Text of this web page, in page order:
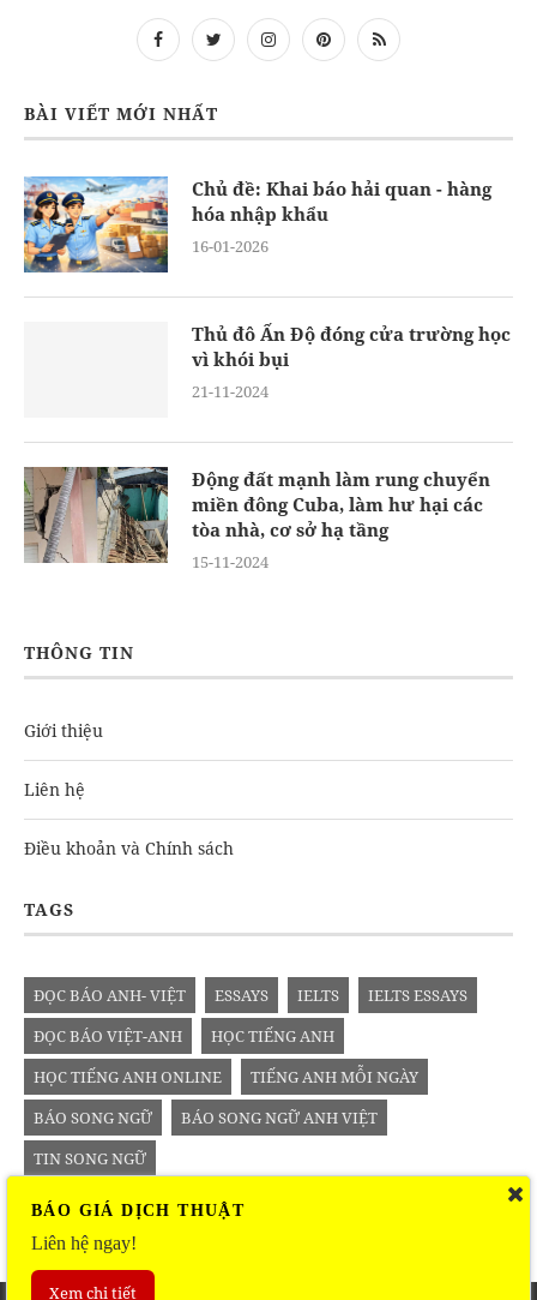
BÀI VIẾT MỚI NHẤT
Chủ đề: Khai báo hải quan - hàng
hóa nhập khẩu
16-01-2026
Thủ đô Ấn Độ đóng cửa trường học
vì khói bụi
21-11-2024
Động đất mạnh làm rung chuyển
miền đông Cuba, làm hư hại các
tòa nhà, cơ sở hạ tầng
15-11-2024
THÔNG TIN
Giới thiệu
Liên hệ
Điều khoản và Chính sách
TAGS
ĐỌC BÁO ANH- VIỆT ESSAYS IELTS
IELTS ESSAYS
ĐỌC BÁO VIỆT-ANH
HỌC TIẾNG ANH
HỌC TIẾNG ANH ONLINE
TIẾNG ANH MỖI NGÀY
BÁO SONG NGỮ
BÁO SONG NGỮ ANH VIỆT
TIN SONG NGỮ
BÁO GIÁ DỊCH THUẬT
Liên hệ ngay!
Xem chi tiết